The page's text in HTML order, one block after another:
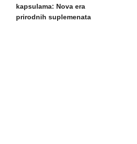
kapsulama: Nova era
prirodnih suplemenata